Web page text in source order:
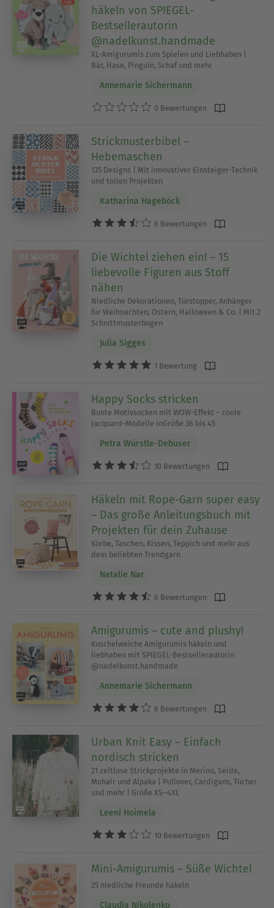
häkeln von SPIEGEL-
Bestsellerautorin
@nadelkunst.handmade
XL-Amigurumis zum Spielen und Liebhaben |
Bär, Hase, Pinguin, Schaf und mehr
Annemarie Sichermann
0 Bewertungen
Strickmusterbibel –
Hebemaschen
135 Designs | Mit innovativer Einsteiger-Technik
und tollen Projekten
Katharina Hageböck
6 Bewertungen
Die Wichtel ziehen ein! – 15
liebevolle Figuren aus Stoff
nähen
Niedliche Dekorationen, Türstopper, Anhänger
für Weihnachten, Ostern, Halloween & Co. | Mit 2
Schnittmusterbogen
Julia Sigges
1 Bewertung
Happy Socks stricken
Bunte Motivsocken mit WOW-Effekt – coole
Jacquard-Modelle inGröße 36 bis 45
Petra Würstle-Debüser
10 Bewertungen
Häkeln mit Rope-Garn super easy
– Das große Anleitungsbuch mit
Projekten für dein Zuhause
Körbe, Taschen, Kissen, Teppich und mehr aus
dem beliebten Trendgarn
Natalie Nar
6 Bewertungen
Amigurumis – cute and plushy!
Kuschelweiche Amigurumis häkeln und
liebhaben mit SPIEGEL-Bestsellerautorin
@nadelkunst.handmade
Annemarie Sichermann
6 Bewertungen
Urban Knit Easy – Einfach
nordisch stricken
21 zeitlose Strickprojekte in Merino, Seide,
Mohair und Alpaka | Pullover, Cardigans, Tücher
und mehr | Größe XS–4XL
Leeni Hoimela
10 Bewertungen
Mini-Amigurumis – Süße Wichtel
25 niedliche Freunde häkeln
Claudia Nikolenko